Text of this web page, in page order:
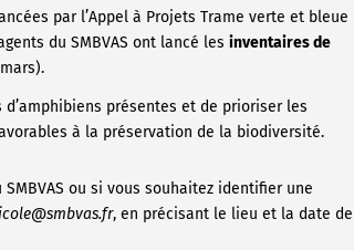
par l’Appel à Projets Trame verte et bleue
du SMBVAS ont lancé les inventaires de
présentes et de prioriser les
à la préservation de la biodiversité.
ou si vous souhaitez identifier une
, en précisant le lieu et la date de